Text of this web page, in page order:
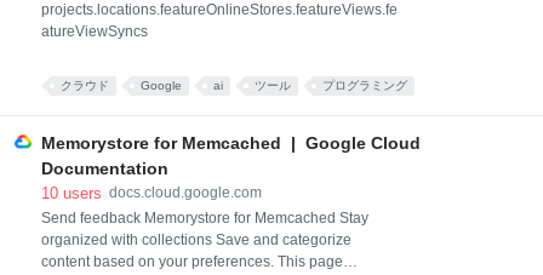
projects.locations.featureOnlineStores.featureViews.fe
atureViewSyncs
クラウド Google ai ツール プログラミング
Memorystore for Memcached | Google Cloud
Documentation
10 users docs.cloud.google.com
Send feedback Memorystore for Memcached Stay
organized with collections Save and categorize
content based on your preferences. This page